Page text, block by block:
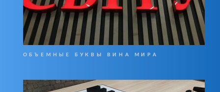
ОБЪЕМНЫЕ БУКВЫ ВИНА МИРА